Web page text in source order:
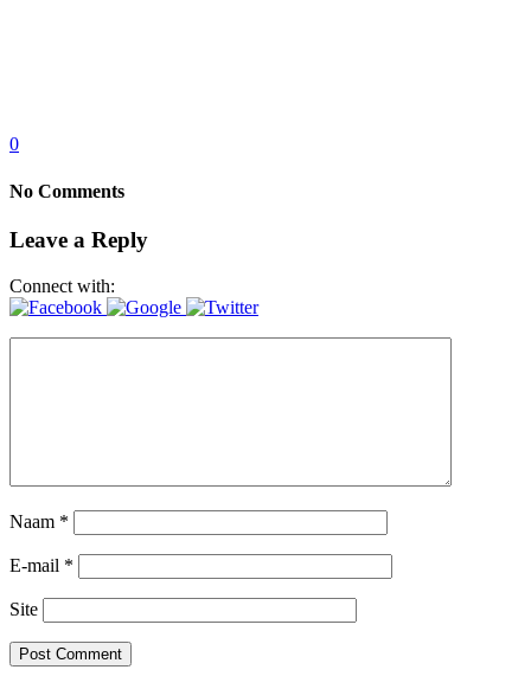
0
No Comments
Leave a Reply
Connect with:
Naam *
E-mail *
Site